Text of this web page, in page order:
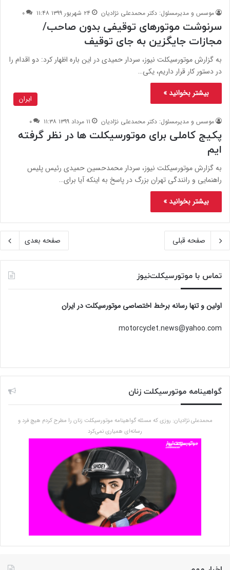
موسس و مدیرمسئول: دکتر محمدعلی نژادیان ۲۴ شهریور ۱۳۹۹ ۱۱:۴۸ ۰
سرنوشت موتورهای توقیفی بدون صاحب/
مجازات جایگزین به جای توقیف
به گزارش موتورسیکلت نیوز، سردار حمیدی در این باره اظهار کرد: دو اقدام را
در دستور کار قرار داریم، یکی…
بیشتر بخوانید »
ایران
موسس و مدیرمسئول: دکتر محمدعلی نژادیان ۱۱ مرداد ۱۳۹۹ ۱۱:۳۸ ۰
پکیج کاملی برای موتورسیکلت ها در نظر گرفته
ایم
به گزارش موتورسیکلت نیوز، سردار محمدحسین حمیدی رئیس پلیس
راهنمایی و رانندگی تهران بزرگ در پاسخ به اینکه آیا برای…
بیشتر بخوانید »
صفحه قبلی صفحه بعدی
تماس با موتورسیکلت‌نیوز
اولین و تنها رسانه برخط اختصاصی موتورسیکلت در ایران
motorcyclet.news@yahoo.com
گواهینامه موتورسیکلت زنان
محمدعلی نژادیان: روزی که مسئله گواهینامه موتورسیکلت زنان را مطرح کردم هیچ فرد و
رسانه‌ای همیاری نمی‌کرد